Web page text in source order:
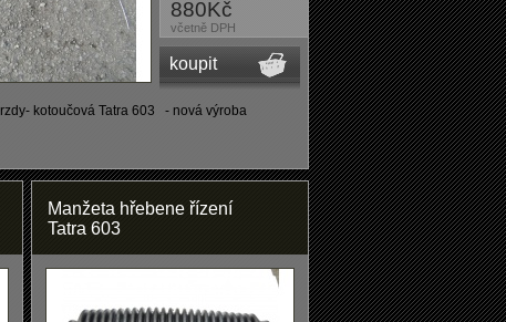
880Kč
včetně DPH
koupit
kotoučová Tatra 603 - nová výroba
Manžeta hřebene řízení
Tatra 603